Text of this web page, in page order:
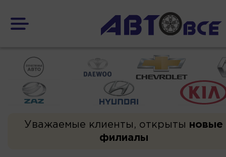
Уважаемые клиенты, открыты новые
филиалы